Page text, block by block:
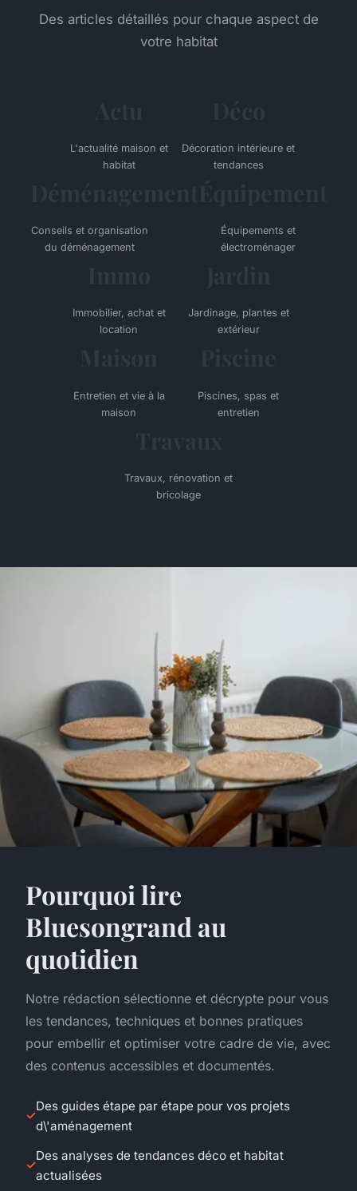
Des articles détaillés pour chaque aspect de
votre habitat
L'actualité maison et
habitat
Décoration intérieure et
tendances
Conseils et organisation
du déménagement
Équipements et
électroménager
Immobilier, achat et
location
Jardinage, plantes et
extérieur
Entretien et vie à la
maison
Piscines, spas et
entretien
Travaux, rénovation et
bricolage
Pourquoi lire
Bluesongrand au
quotidien
Notre rédaction sélectionne et décrypte pour vous
les tendances, techniques et bonnes pratiques
pour embellir et optimiser votre cadre de vie, avec
des contenus accessibles et documentés.
Des guides étape par étape pour vos projets
d\'aménagement
Des analyses de tendances déco et habitat
actualisées